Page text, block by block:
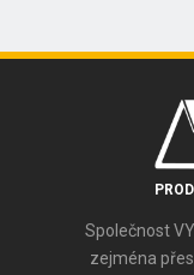
Společnost
zejména